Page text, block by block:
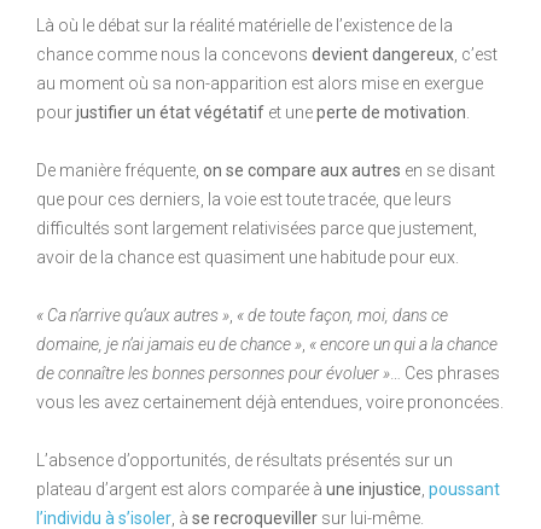
Là où le débat sur la réalité matérielle de l’existence de la
chance comme nous la concevons devient dangereux , c’est
au moment où sa non-apparition est alors mise en exergue
pourjustifier un état végétatif et uneperte de motivation
De manière fréquente, on se compare aux autres en se disant
que pour ces derniers, la voie est toute tracée, que leurs
difficultés sont largement relativisées parce que justement,
avoir de la chance est quasiment une habitude pour eux.
« Ca n’arrive qu’aux autres » « de toute façon, moi, dans ce
domaine, je n’ai jamais eu de chance » « encore un qui a la chance
de connaître les bonnes personnes pour évoluer » … Ces phrases
vous les avez certainement déjà entendues, voire prononcées.
L’absence d’opportunités, de résultats présentés sur un
plateau d’argent est alors comparée à une injustice poussant
l’individu à s’isoler , à se recroqueviller sur lui-même.